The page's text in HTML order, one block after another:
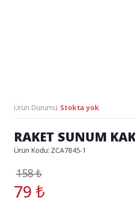
Ürün Durumu: Stokta yok
RAKET SUNUM
Ürün Kodu: ZCA7845-1
158₺
79 ₺